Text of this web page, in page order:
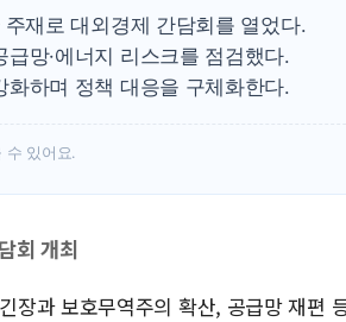
[베트남 증시
'찜통더위'에
후티 반군,
재로 대외경제 간담회를 열었다.
망·에너지 리스크를 점검했다.
하며 정책 대응을 구체화한다.
수 있어요.
회 개최
장과 보호무역주의 확산, 공급망 재편